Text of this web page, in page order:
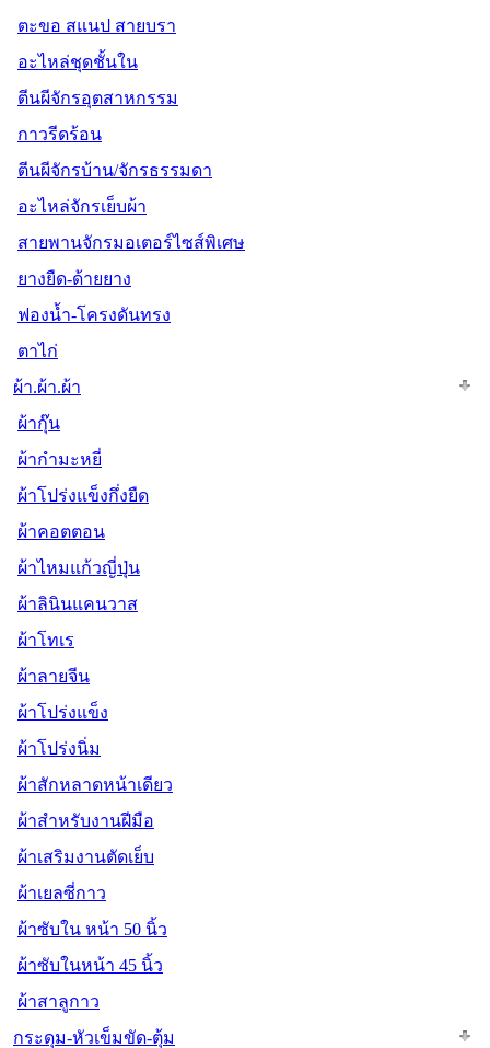
ตะขอ สแนป สายบรา
อะไหล่ชุดชั้นใน
ตีนผีจักรอุตสาหกรรม
กาวรีดร้อน
ตีนผีจักรบ้าน/จักรธรรมดา
อะไหล่จักรเย็บผ้า
สายพานจักรมอเตอร์ไซส์พิเศษ
ยางยืด-ด้ายยาง
ฟองน้ำ-โครงดันทรง
ตาไก่
ผ้า.ผ้า.ผ้า
ผ้ากุ๊น
ผ้ากำมะหยี่
ผ้าโปร่งแข็งกึ่งยืด
ผ้าคอตตอน
ผ้าไหมแก้วญี่ปุ่น
ผ้าลินินแคนวาส
ผ้าโทเร
ผ้าลายจีน
ผ้าโปร่งแข็ง
ผ้าโปร่งนิ่ม
ผ้าสักหลาดหน้าเดียว
ผ้าสำหรับงานฝีมือ
ผ้าเสริมงานตัดเย็บ
ผ้าเยลซี่กาว
ผ้าซับใน หน้า 50 นิ้ว
ผ้าซับในหน้า 45 นิ้ว
ผ้าสาลูกาว
กระดุม-หัวเข็มขัด-ตุ้ม